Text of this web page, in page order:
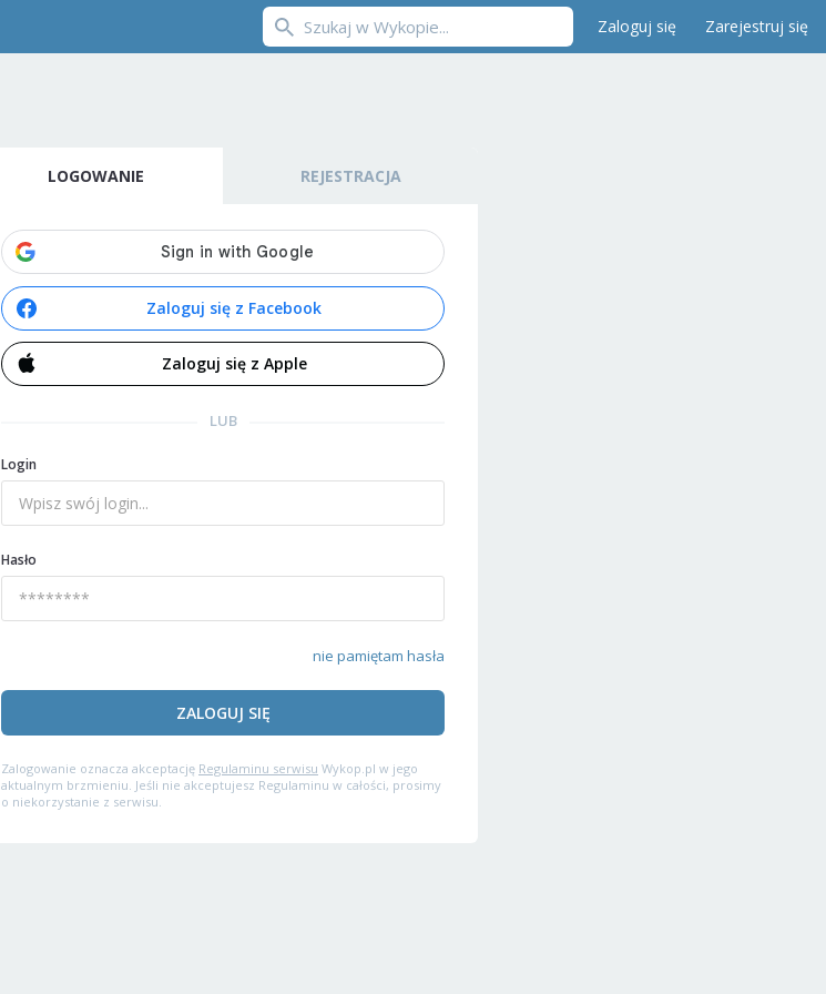
Zaloguj się Zarejestruj się
LOGOWANIE REJESTRACJA
Zaloguj się z Facebook
Zaloguj się z Apple
LUB
Login
Hasło
nie pamiętam hasła
ZALOGUJ SIĘ
Zalogowanie oznacza akceptację Regulaminu serwisu Wykop.pl w jego
aktualnym brzmieniu. Jeśli nie akceptujesz Regulaminu w całości, prosimy
o niekorzystanie z serwisu.